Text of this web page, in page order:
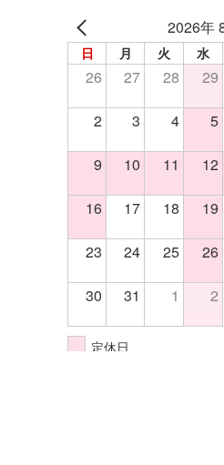
2026年
日 月 火 水
26 27 28 29
2 3 4 5
9 10 11 12
16 17 18 19
23 24 25 26
30 31 1 2
定休日